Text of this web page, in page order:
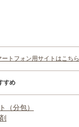
ートフォン用サイトはこちら
すめ
（分包）